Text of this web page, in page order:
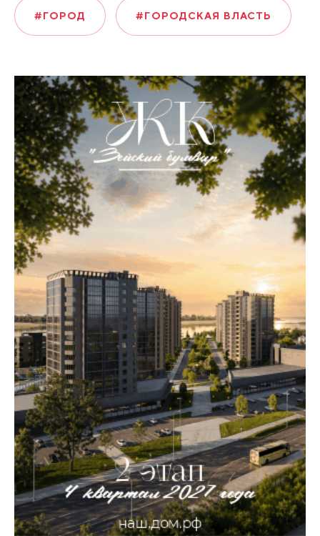
#ГОРОД #ГОРОДСКАЯ ВЛАСТЬ